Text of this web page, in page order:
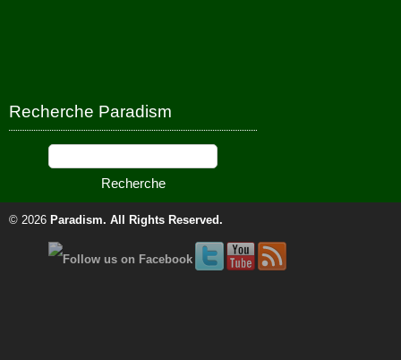
Recherche Paradism
© 2026 Paradism. All Rights Reserved.